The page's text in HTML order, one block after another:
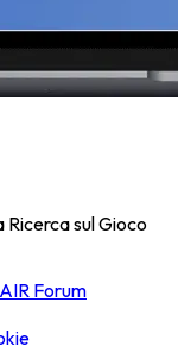
sul Gioco
Forum